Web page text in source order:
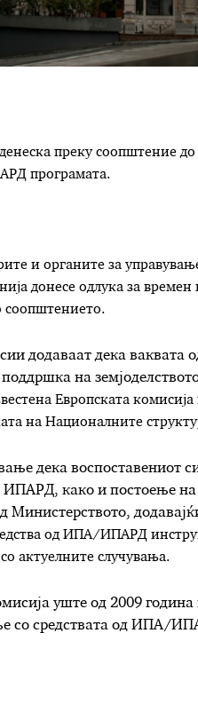
преку соопштение
програмата.
и органите за
донесе одлука за
соопштението.
додаваат дека ваквата
на
Европската
на Националните
дека воспоставениот
ИПАРД, како и постоење
Министерството,
од ИПА/ИПАРД
актуелните случувања.
уште од 2009
со средствата од ИПА/